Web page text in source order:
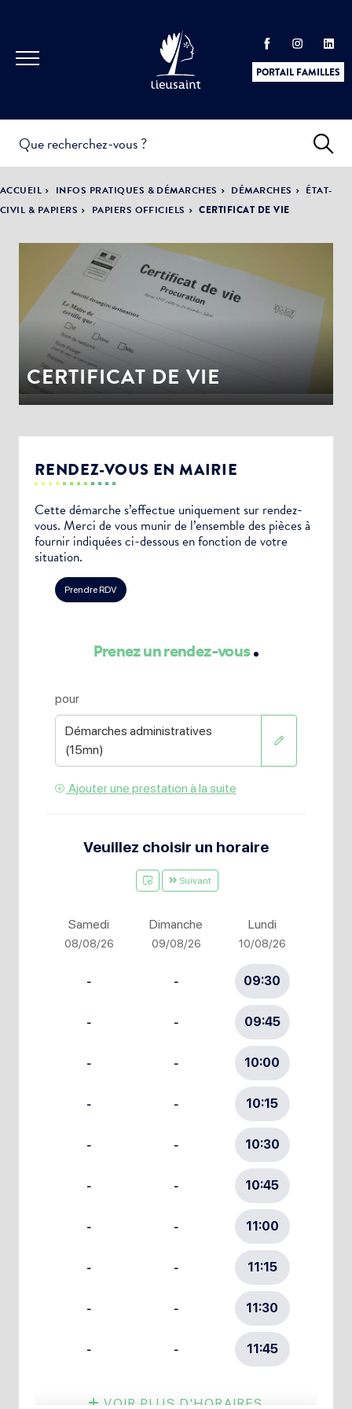
PORTAIL FAMILLES
PRATIQUES &
DÉMARCHES
ACTUALITÉS &
ÉVÈNEMENTS
DÉMOCRATIE
PARTICIPATIVE
ACCUEIL INFOS PRATIQUES & DÉMARCHES DÉMARCHES
ÉTAT-
CIVIL & PAPIERS
PAPIERS OFFICIELS CERTIFICAT DE VIE
CERTIFICAT DE VIE
RENDEZ-VOUS EN MAIRIE
Cette démarche s’effectue uniquement sur rendez-
vous. Merci de vous munir de l’ensemble des pièces à
fournir indiquées ci-dessous en fonction de votre
situation.